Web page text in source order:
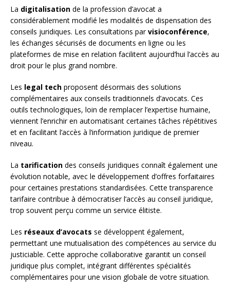
La digitalisation de la profession d’avocat a
considérablement modifié les modalités de dispensation des
conseils juridiques. Les consultations parvisioconférence,
les échanges sécurisés de documents en ligne ou les
plateformes de mise en relation facilitent aujourd’hui l’accès au
droit pour le plus grand nombre.
Les legal tech proposent désormais des solutions
complémentaires aux conseils traditionnels d’avocats. Ces
outils technologiques, loin de remplacer l’expertise humaine,
viennent l’enrichir en automatisant certaines tâches répétitives
et en facilitant l’accès à l’information juridique de premier
niveau.
La tarification des conseils juridiques connaît également une
évolution notable, avec le développement d’offres forfaitaires
pour certaines prestations standardisées. Cette transparence
tarifaire contribue à démocratiser l’accès au conseil juridique,
trop souvent perçu comme un service élitiste.
Les réseaux d’avocats se développent également,
permettant une mutualisation des compétences au service du
justiciable. Cette approche collaborative garantit un conseil
juridique plus complet, intégrant différentes spécialités
complémentaires pour une vision globale de votre situation.